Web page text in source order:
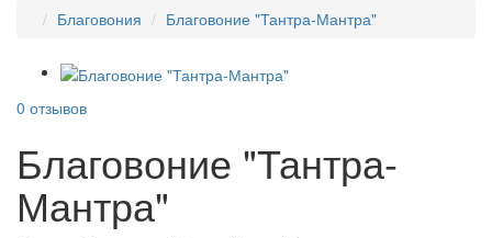
Благовония Благовоние "Тантра-Мантра"
0 отзывов
Благовоние "Тантра-
Мантра"